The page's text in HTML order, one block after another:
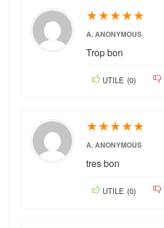
★★★★★
A. ANONYMOUS
Trop bon
UTILE (0)
★★★★★
A. ANONYMOUS
tres bon
UTILE (0)